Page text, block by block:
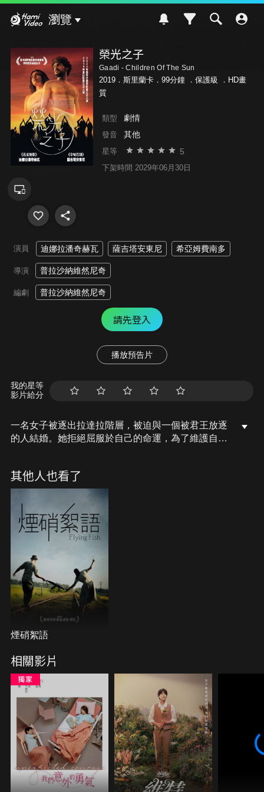
瀏覽
榮光之子
Gaadi - Children Of The Sun
2019．斯里蘭卡．99分鐘 ． 保護級
．HD畫
質
類型 劇情
發音 其他
星等 5
下架時間 2029年06月30日
演員 迪娜拉潘奇赫瓦 薩吉塔安東尼 希亞姆費南多
導演 普拉沙納維然尼奇
編劇 普拉沙納維然尼奇
請先登入
播放預告片
我的星等
影片給分
一名女子被逐出拉達拉階層，被迫與一個被君王放逐
的人結婚。她拒絕屈服於自己的命運，為了維護自己
其他人也看了
煙硝絮語
相關影片